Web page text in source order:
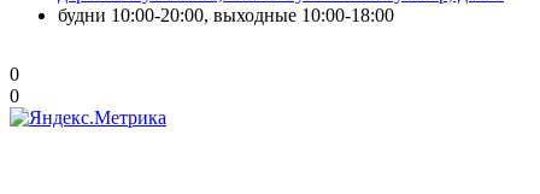
будни 10:00-20:00, выходные 10:00-18:00
0
0